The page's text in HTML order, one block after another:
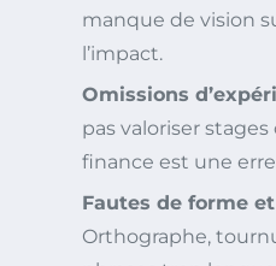
manque de vision
l’impact.
Omissions
pas valoriser
finance est une
Fautes de forme
Orthographe,